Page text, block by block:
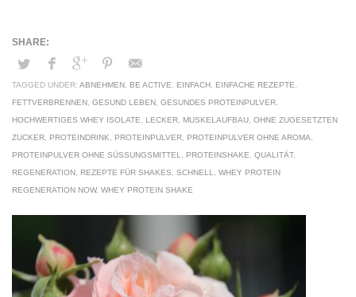
TAGGED UNDER: ABNEHMEN BE ACTIVE EINFACH EINFACHE REZEPTE
FETTVERBRENNEN GESUND LEBEN GESUNDES PROTEINPULVER
HOCHWERTIGES WHEY ISOLATE
LECKER MUSKELAUFBAU OHNE ZUGESETZTEN
ZUCKER
PROTEINDRINK PROTEINPULVER PROTEINPULVER OHNE AROMA
PROTEINPULVER OHNE SÜSSUNGSMITTEL
PROTEINSHAKE QUALITÄT,
REGENERATION
REZEPTE FÜR SHAKES SCHNELL
WHEY PROTEIN
REGENERATION NOW, WHEY PROTEIN SHAKE